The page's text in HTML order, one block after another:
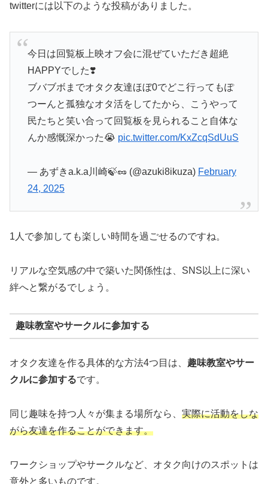
twitterには以下のような投稿がありました。
今日は回覧板上映オフ会に混ぜていただき超絶
HAPPYでした❣️
ブバブボまでオタク友達ほぼ0でどこ行ってもぽ
つーんと孤独なオタ活をしてたから、こうやって
民たちと笑い合って回覧板を見られること自体な
んか感慨深かった😭 pic.twitter.com/KxZcqSdUuS
— あずきa.k.a川崎🍃🥜 (@azuki8ikuza) February
24, 2025
1人で参加しても楽しい時間を過ごせるのですね。
リアルな空気感の中で築いた関係性は、SNS以上に深い
絆へと繋がるでしょう。
趣味教室やサークルに参加する
オタク友達を作る具体的な方法4つ目は、 趣味教室やサー
クルに参加するです。
同じ趣味を持つ人々が集まる場所なら、 実際に活動をしな
がら友達を作ることができます。
ワークショップやサークルなど、オタク向けのスポットは
意外と多いものです。